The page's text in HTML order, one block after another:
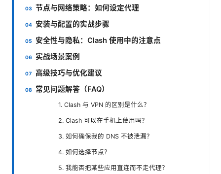
节点与网络策略：如何设定代理
安装与配置的实战步骤
安全性与隐私：Clash 使用中的注意点
实战场景案例
高级技巧与优化建议
常见问题解答（FAQ）
1. Clash 与 VPN 的区别是什么？
2. Clash 可以在手机上使用吗？
3. 如何确保我的 DNS 不被泄漏？
4. 如何选择节点？
5. 我能否把某些应用直连而不走代理？